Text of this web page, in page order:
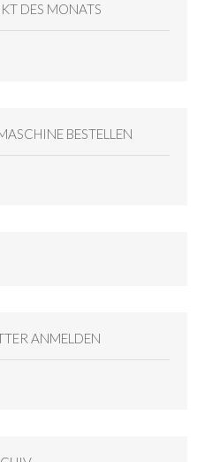
DES MONATS
BESTELLEN
ANMELDEN